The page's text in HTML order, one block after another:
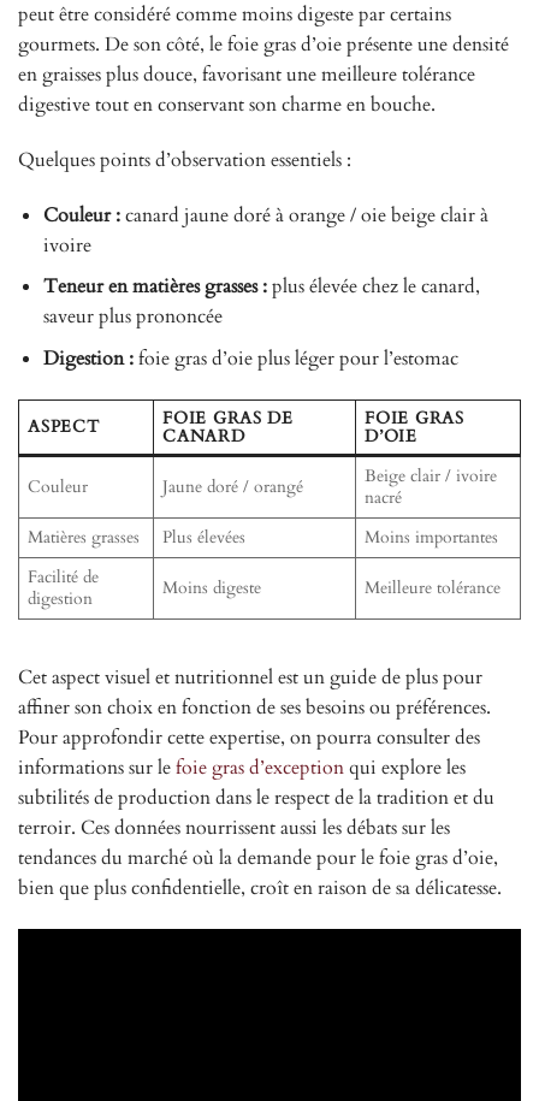
peut être considéré comme moins digeste par certains
gourmets. De son côté, le foie gras d’oie présente une densité
en graisses plus douce, favorisant une meilleure tolérance
digestive tout en conservant son charme en bouche.
Quelques points d’observation essentiels :
Couleur :canard jaune doré à orange / oie beige clair à
ivoire
Teneur en matières grasses :plus élevée chez le canard,
saveur plus prononcée
Digestion :foie gras d’oie plus léger pour l’estomac
ASPECT FOIE GRAS DE
CANARD
FOIE GRAS
D’OIE
Couleur Jaune doré / orangé
Beige clair / ivoire
nacré
Matières grasses
Plus élevées
Moins importantes
Facilité de
digestion
Moins digeste Meilleure tolérance
Cet aspect visuel et nutritionnel est un guide de plus pour
affiner son choix en fonction de ses besoins ou préférences.
Pour approfondir cette expertise, on pourra consulter des
informations sur lefoie gras d’exceptionqui explore les
subtilités de production dans le respect de la tradition et du
terroir. Ces données nourrissent aussi les débats sur les
tendances du marché où la demande pour le foie gras d’oie,
bien que plus confidentielle, croît en raison de sa délicatesse.